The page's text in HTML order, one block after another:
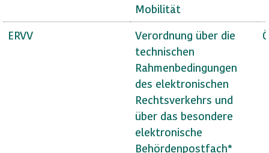
Mobilität
ERVV
Verordnung über die
technischen
Rahmenbedingungen
des elektronischen
Rechtsverkehrs und
über das besondere
elektronische
Behördenpostfach*